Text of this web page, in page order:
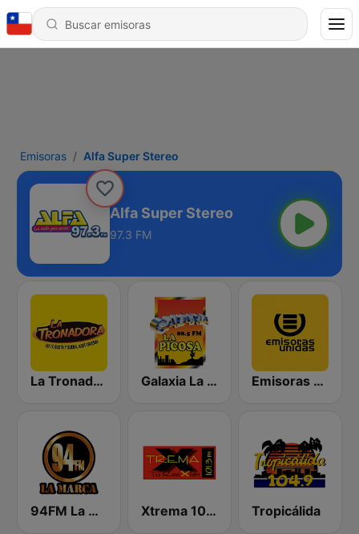
Emisoras Alfa Super Stereo
Alfa Super Stereo
97.3 FM
La Tronadora Galaxia La Picosa Emisoras Unidas
94FM La Marca Xtrema 101.3 FM Tropicálida